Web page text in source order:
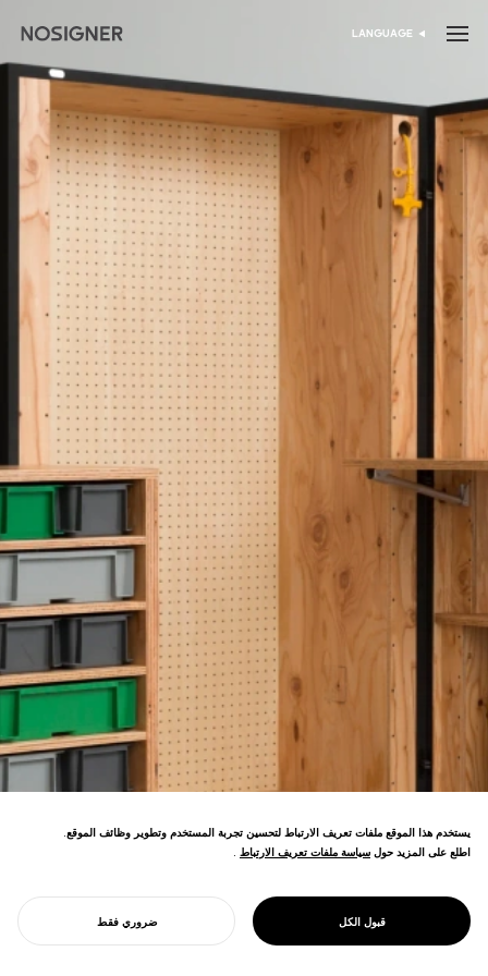
الرئيسية اختر اللغة
LANGUAGE
تصميم سوهكو
المفتوح
التصاميم المجانية تمكن من التجديدات الإبداعية
يستخدم هذا الموقع ملفات تعريف الارتباط لتحسين تجربة المستخدم وتطوير وظائف الموقع.
اطلع على المزيد حول سياسة ملفات تعريف الارتباط
سياسة ملفات تعريف الارتباط .
قبول الكل ضروري فقط